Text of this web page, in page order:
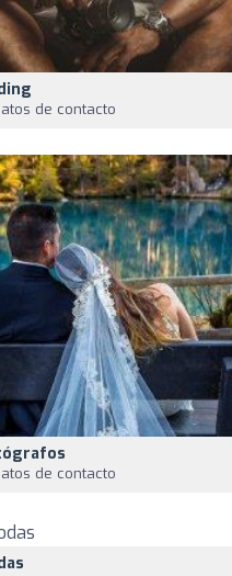
de contacto
de contacto